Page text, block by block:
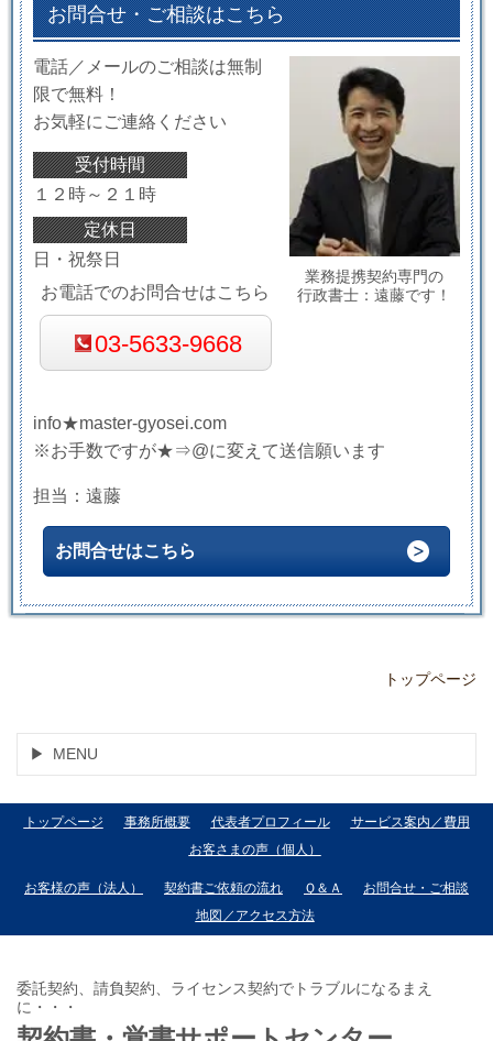
お問合せ・ご相談はこちら
業務提携契約専門の
行政書士：遠藤です！
電話／メールのご相談は無制
限で無料！
お気軽にご連絡ください
受付時間
１２時～２１時
定休日
日・祝祭日
お電話でのお問合せはこちら
03-5633-9668
info★master-gyosei.com
※お手数ですが★⇒@に変えて送信願います
担当：遠藤
お問合せはこちら
トップページ
MENU
トップページ 事務所概要 代表者プロフィール
サービス案内／費用
お客さまの声（個人）
お客様の声（法人） 契約書ご依頼の流れ Ｑ＆Ａ
お問合せ・ご相談
地図／アクセス方法
委託契約、請負契約、ライセンス契約でトラブルになるまえ
に・・・